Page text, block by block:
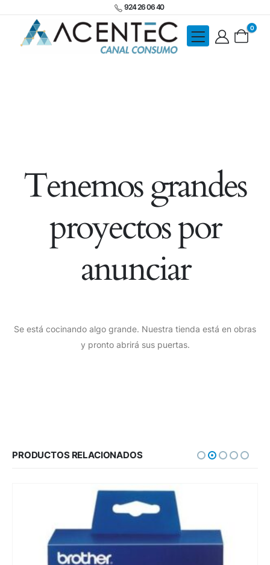
924 26 06 40
0
Tenemos grandes
proyectos por
anunciar
Se está cocinando algo grande. Nuestra tienda está en obras
y pronto abrirá sus puertas.
PRODUCTOS RELACIONADOS